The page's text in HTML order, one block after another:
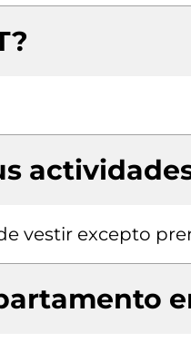
vestir excepto